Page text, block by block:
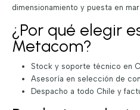
dimensionamiento y puesta en
¿Por qué elegir
Metacom?
Stock y soporte técnico en
Asesoría en selección de
Despacho a todo Chile y